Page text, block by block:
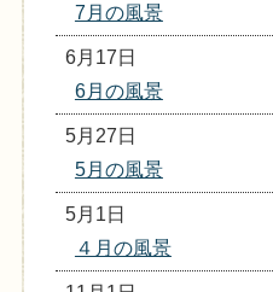
7月の風景
6月17日
6月の風景
5月27日
5月の風景
5月1日
４月の風景